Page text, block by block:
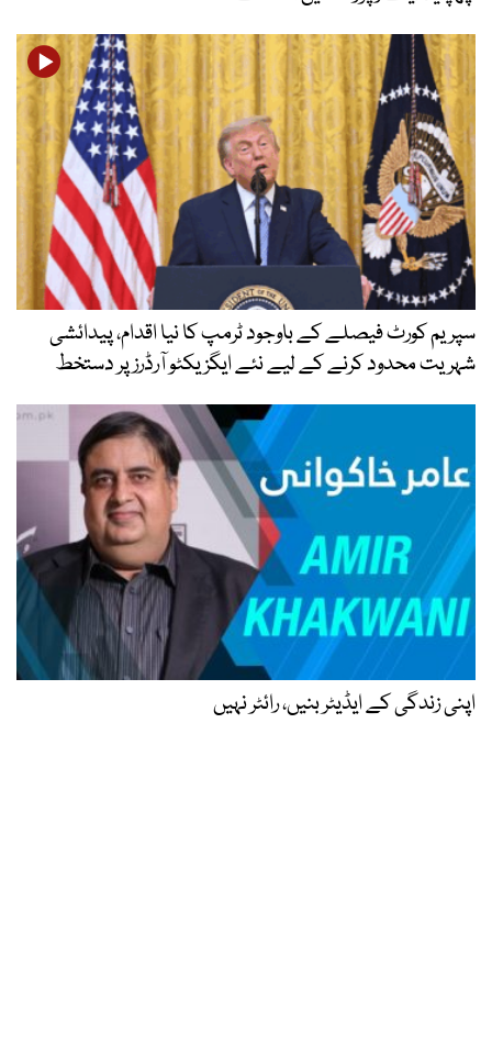
سپریم کورٹ فیصلے کے باوجود ٹرمپ کا نیا اقدام، پیدائشی
شہریت محدود کرنے کے لیے نئے ایگزیکٹو آرڈرز پر دستخط
اپنی زندگی کے ایڈیٹر بنیں، رائٹر نہیں